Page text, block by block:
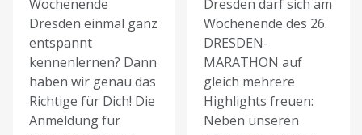
Wochenende
Dresden einmal ganz
entspannt
kennenlernen? Dann
haben wir genau das
Richtige für Dich! Die
Anmeldung für
Dresden darf sich am
Wochenende des 26.
DRESDEN-
MARATHON auf
gleich mehrere
Highlights freuen:
Neben unseren